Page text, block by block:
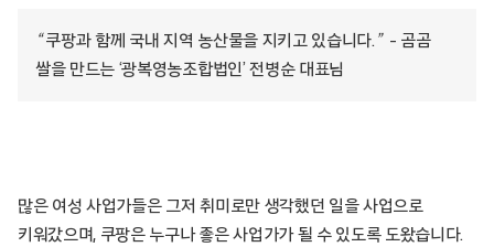
“쿠팡과 함께 국내 지역 농산물을 지키고 있습니다. ”– 곰곰
쌀을 만드는 ‘광복영농조합법인’ 전병순 대표님
많은 여성 사업가들은 그저 취미로만 생각했던 일을 사업으로
키워갔으며, 쿠팡은 누구나 좋은 사업가가 될 수 있도록 도왔습니다.